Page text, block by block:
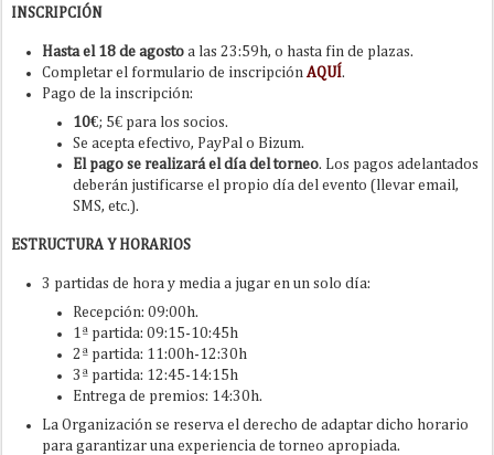
INSCRIPCIÓN
Hasta el 18 de agosto a las 23:59h, o hasta fin de plazas.
Completar el formulario de inscripción AQUÍ.
Pago de la inscripción:
10€; 5€ para los socios.
Se acepta efectivo, PayPal o Bizum.
El pago se realizará el día del torneo. Los pagos adelantados
deberán justificarse el propio día del evento (llevar email,
SMS, etc.).
ESTRUCTURA Y HORARIOS
3 partidas de hora y media a jugar en un solo día:
Recepción: 09:00h.
1ª partida: 09:15-10:45h
2ª partida: 11:00h-12:30h
3ª partida: 12:45-14:15h
Entrega de premios: 14:30h.
La Organización se reserva el derecho de adaptar dicho horario
para garantizar una experiencia de torneo apropiada.